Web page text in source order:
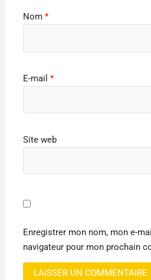
Nom *
E-mail *
Site web
Enregistrer mon nom, mon e-
navigateur pour mon prochain